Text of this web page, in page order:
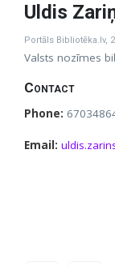
Uldis
Portāls Bibliotēka.lv,
Valsts nozīmes
Contact
Phone:
Email: